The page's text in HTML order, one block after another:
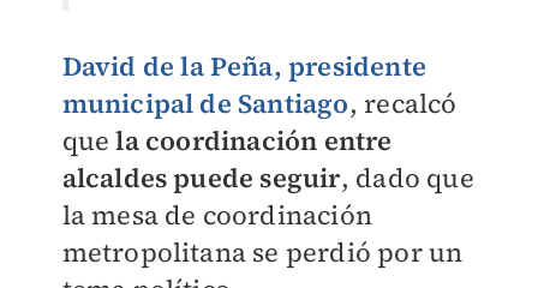
David de la Peña, presidente
municipal de Santiago, recalcó
quela coordinación entre
alcaldes puede seguir, dado que
la mesa de coordinación
metropolitana se perdió por un